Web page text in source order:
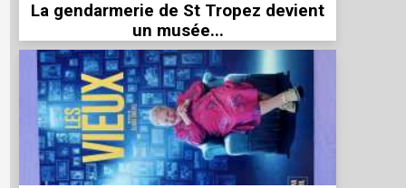
La gendarmerie de St Tropez devient
un musée...